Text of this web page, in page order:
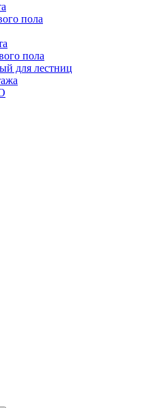
пола
пола
для лестниц